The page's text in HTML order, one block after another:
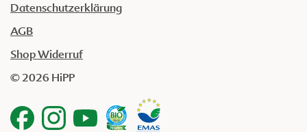
Datenschutzerklärung
AGB
Shop Widerruf
© 2026 HiPP